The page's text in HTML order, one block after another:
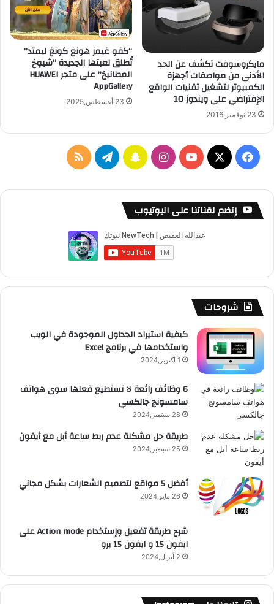
مايكروسوفت تكشف عن الحد
الأدنى من مواصفات أجهزة
الكمبيوتر لتشغيل تقنيات الواقع
الإفتراضي على ويندوز 10
23 نوفمبر,2016
“كفو غيمز هونغ كونغ ليمتد”
تُطلق لعبتها الجديدة “شيوخ
المطانيخ” على متجر HUAWEI
AppGallery
23 أغسطس,2025
فيسبوك
‫X
‫YouTubeانستقرامسناب تيلقرامملخص
إنضم لقناتنا على اليوتيوب
شروحات
كيفية استيراد الجداول الموجودة في الويب
واستخدامها في برنامج Excel
1 أكتوبر,2024
6 وظائف رائعة لا تستطيع فعلها سوى هواتف
سامسونج جالكسي
28 سبتمبر,2024
طريقة حل مشكلة عدم ربط ساعة أبل مع أيفون
25 سبتمبر,2024
أفضل 5 مواقع لتصميم الشعارات بشكل مجاني
26 مايو,2024
شرح طريقة تفعيل وإستخدام Action mode على
ايفون 15 و ايفون 15 برو
2 أبريل,2024